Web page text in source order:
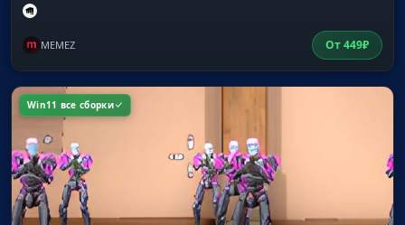
MEMEZ От449₽
Win11 все сборки